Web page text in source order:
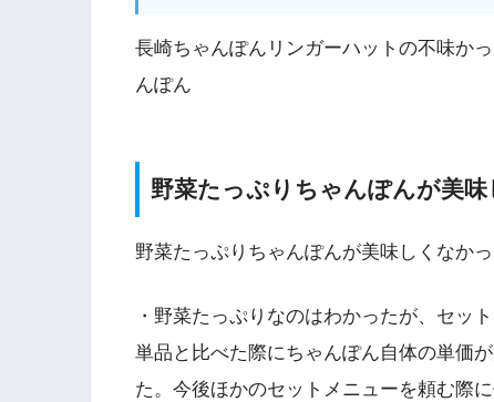
長崎ちゃんぽんリンガーハットの不味か
んぽん
野菜たっぷりちゃんぽんが美
野菜たっぷりちゃんぽんが美味しくなか
・野菜たっぷりなのはわかったが、セッ
単品と比べた際にちゃんぽん自体の単価
た。今後ほかのセットメニューを頼む際